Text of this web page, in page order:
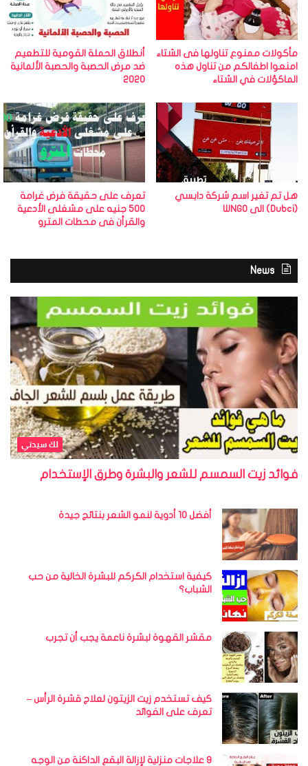
مأكولات ممنوع تناولها فى الشتاء
امنعوا اطفالكم من تناول هذه
الماكؤلات في الشتاء
أنطلاق الحملة القومية للتطعيم
ضد مرض الحصبة والحصبة الألمانية
2020
هل تم تغير اسم شركة دابسي
(Dubci) الى WNGO
تعرف على حقيقة فرض غرامة
500 جنيه على مشغلى الأدعية
والقرأن فى محطات المترو
News
لك سيدتي
فوائد زيت السمسم للشعر والبشرة وطرق الإستخدام
أفضل 10 أدوية لنمو الشعر بنتائج جيدة
كيفية استخدام الكركم للبشرة الخالية من حب
الشباب؟
مقشر القهوة لبشرة ناعمة يجب أن تجرب
كيف تستخدم زيت الزيتون لعلاج قشرة الرأس –
تعرف على الفوائد
9 علاجات منزلية لإزالة البقع الداكنة من الوجه